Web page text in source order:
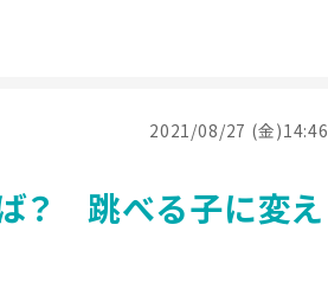
2021/08/27 (金)14:46
？ 跳べる子に変え